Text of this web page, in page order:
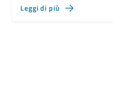
Leggi di più